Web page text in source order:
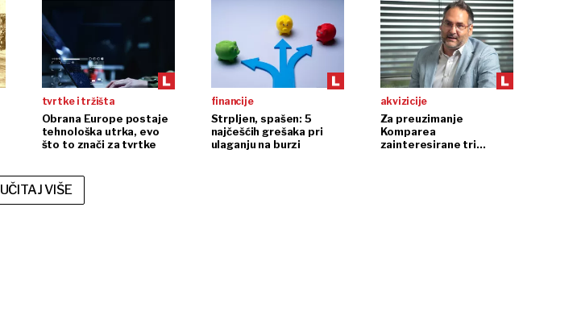
tvrtke i tržišta
Obrana Europe postaje
tehnološka utrka, evo
što to znači za tvrtke
financije
Strpljen, spašen: 5
najčešćih grešaka pri
ulaganju na burzi
akvizicije
Za preuzimanje
Komparea
zainteresirane tri
UČITAJ VIŠE